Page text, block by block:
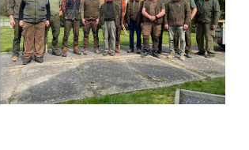
Ausbildung,
Teamgeist und
jagdliche Arbeit